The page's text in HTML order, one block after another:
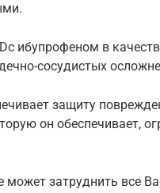
ибупрофеном в
сосудистых
защиту
он обеспечивает,
может затруднить все